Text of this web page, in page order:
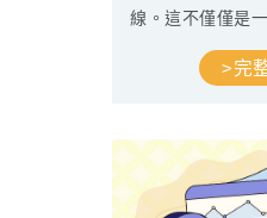
線。這不僅僅是
了勒索病毒、釣
正無孔不入地試
>完